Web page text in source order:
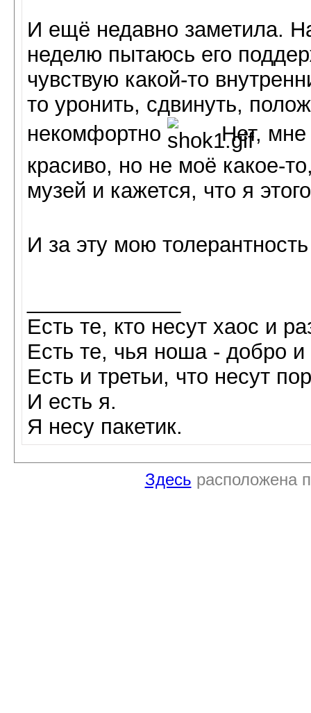
И ещё недавно заметила.
неделю пытаюсь его
чувствую какой-то
то уронить, сдвинуть,
некомфортно
Нет, мне
красиво, но не моё какое-
музей и кажется, что я
И за эту мою
Есть те, кто несут хаос и
Есть те, чья ноша - добро
Есть и третьи, что несут
И есть я.
Я несу пакетик.
Здесь расположена